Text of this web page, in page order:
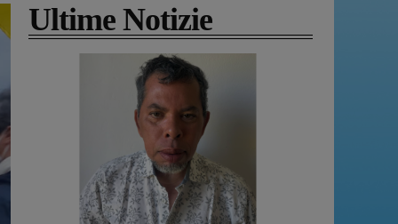
Ultime Notizie